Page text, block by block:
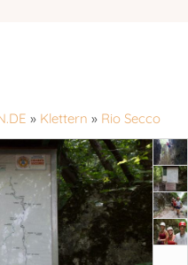
» Klettern » Rio Secco